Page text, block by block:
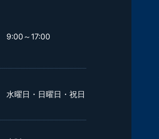
9:00～17:00
水曜日・日曜日・祝日